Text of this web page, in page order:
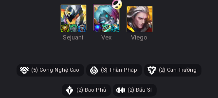
Sejuani Vex Viego
(5) Công Nghệ Cao (3) Thần Pháp (2) Can Trường
(2) Đao Phủ (2) Đấu Sĩ